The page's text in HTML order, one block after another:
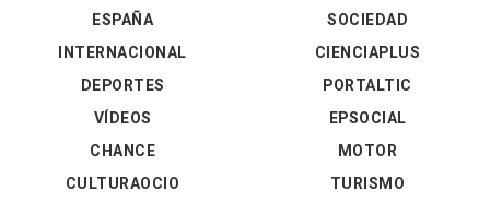
ESPAÑA
INTERNACIONAL
DEPORTES
VÍDEOS
SOCIEDAD
CIENCIAPLUS
PORTALTIC
EPSOCIAL
CHANCE
CULTURAOCIO
MOTOR
TURISMO